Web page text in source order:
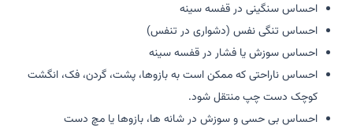
احساس سنگینی در قفسه سینه
احساس تنگی نفس (دشواری در تنفس)
احساس سوزش یا فشار در قفسه سینه
احساس ناراحتی که ممکن است به بازوها، پشت، گردن، فک، انگشت
کوچک دست چپ منتقل شود.
احساس بی حسی و سوزش در شانه ها، بازوها یا مچ دست